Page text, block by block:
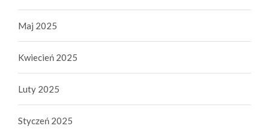
Maj 2025
Kwiecień 2025
Luty 2025
Styczeń 2025